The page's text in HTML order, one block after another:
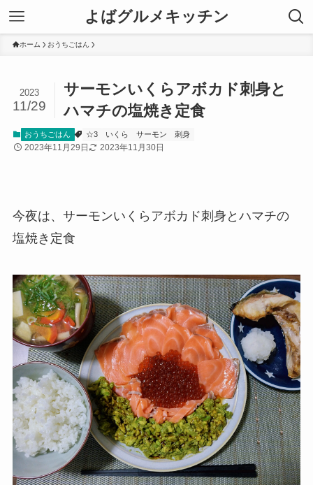
よばグルメキッチン
ホーム おうちごはん
サーモンいくらアボカド刺身と
ハマチの塩焼き定食
2023
11/29
おうちごはん ☆3 いくら サーモン 刺身
2023年11月29日 2023年11月30日
今夜は、サーモンいくらアボカド刺身とハマチの
塩焼き定食